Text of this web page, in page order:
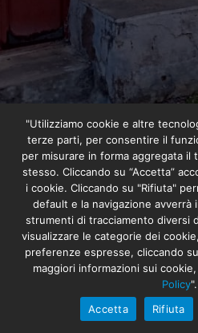
Viewing posts from
Un piccolo
"Utilizziamo cookie e altre
terze parti, per consentire il
per misurare in forma aggregata
stesso. Cliccando su “Accetta”
i cookie. Cliccando su "Rifiuta"
default e la navigazione avverrà
strumenti di tracciamento diversi
visualizzare le categorie dei
preferenze espresse, cliccando
maggiori informazioni sui
Policy".
Accetta
Rifiuta